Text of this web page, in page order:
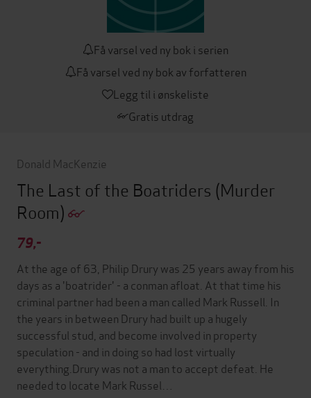
Få varsel ved ny bok i serien
Få varsel ved ny bok av forfatteren
Legg til i ønskeliste
Gratis utdrag
Donald MacKenzie
The Last of the Boatriders (Murder
Room)
79,-
At the age of 63, Philip Drury was 25 years away from his
days as a 'boatrider' - a conman afloat. At that time his
criminal partner had been a man called Mark Russell. In
the years in between Drury had built up a hugely
successful stud, and become involved in property
speculation - and in doing so had lost virtually
everything.Drury was not a man to accept defeat. He
needed to locate Mark Russel…